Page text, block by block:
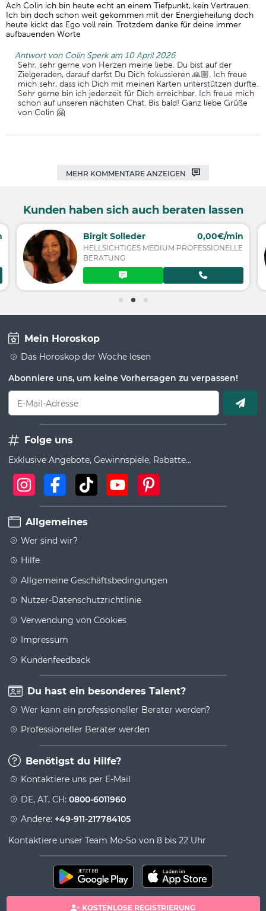
KOSTENLOSE REGISTRIERUNG
Ach Colin ich bin heute echt an einem Tiefpunkt, kein Vertrauen.
Ich bin doch schon weit gekommen mit der Energieheilung doch
heute kickt das Ego voll rein. Trotzdem danke für deine immer
aufbauenden Worte
Antwort von Colin Sperk am 10 April 2026
Sehr, sehr gerne von Herzen meine liebe. Du bist auf der
Zielgeraden, darauf darfst Du Dich fokussieren 🙏🏼. Ich freue
mich sehr, dass ich Dich mit meinen Karten unterstützen durfte.
Sehr gerne bin ich jederzeit für Dich erreichbar. Ich freue mich
schon auf unseren nächsten Chat. Bis bald! Ganz liebe Grüße
von Colin 🤗
MEHR KOMMENTARE ANZEIGEN
Kunden haben sich auch beraten lassen
Birgit Solleder 0,00€/min
HELLSICHTIGES MEDIUM PROFESSIONELLE
BERATUNG
Mein Horoskop
Das Horoskop der Woche lesen
Abonniere uns, um keine Vorhersagen zu verpassen!
E-Mail-Adresse
Folge uns
Exklusive Angebote, Gewinnspiele, Rabatte...
Allgemeines
Wer sind wir?
Hilfe
Allgemeine Geschäftsbedingungen
Nutzer-Datenschutzrichtlinie
Verwendung von Cookies
Impressum
Kundenfeedback
Du hast ein besonderes Talent?
Wer kann ein professioneller Berater werden?
Professioneller Berater werden
Benötigst du Hilfe?
Kontaktiere uns per E-Mail
DE, AT, CH: 0800-6011960
Andere: +49-911-217784105
Kontaktiere unser Team Mo-So von 8 bis 22 Uhr